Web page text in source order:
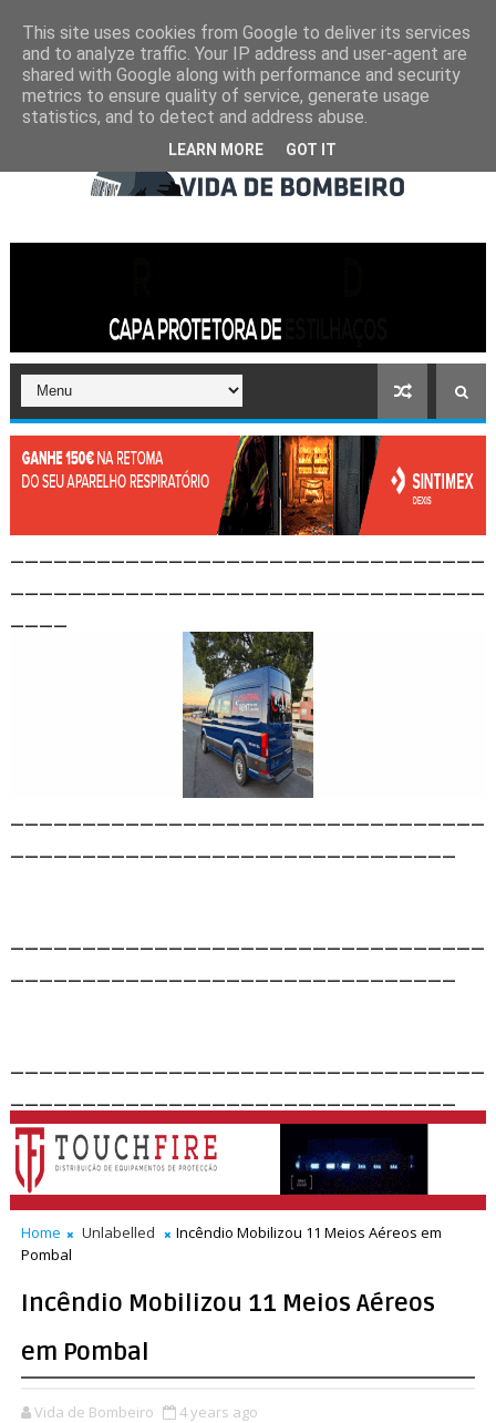
Home Unlabelled
Incêndio Mobilizou 11 Meios Aéreos em
Pombal
Incêndio Mobilizou 11 Meios Aéreos
em Pombal
Vida de Bombeiro 4 years ago
This site uses cookies from Google to deliver its services
and to analyze traffic. Your IP address and user-agent are
shared with Google along with performance and security
metrics to ensure quality of service, generate usage
statistics, and to detect and address abuse.
LEARN MORE GOT IT